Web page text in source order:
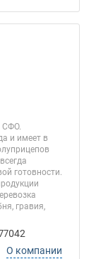
СФО.
и имеет в
готовности.
гравия,
О компании